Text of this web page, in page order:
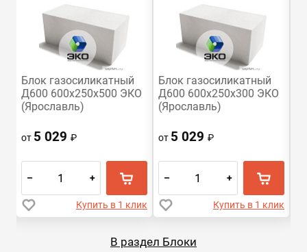
Блок газосиликатный
Д600 600х250х500 ЭКО
(Ярославль)
от 5 029₽
– +
Купить в 1 клик
Блок газосиликатный
Д600 600х250х300 ЭКО
(Ярославль)
от 5 029₽
– +
Купить в 1 клик
В раздел Блоки